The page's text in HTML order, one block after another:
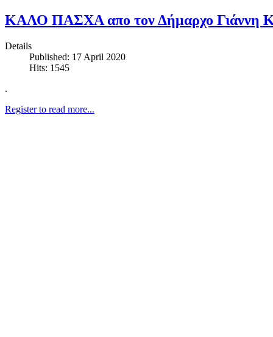
ΚΑΛΟ ΠΑΣΧΑ απο τον Δήμαρχο Γιάννη
Details
Published: 17 April 2020
Hits: 1545
.
Register to read more...